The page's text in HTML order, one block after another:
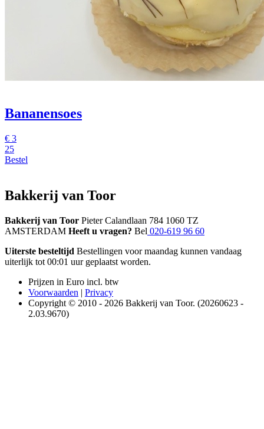
Bananensoes
€ 3
25
Bestel
Bakkerij van Toor
Bakkerij van Toor Pieter Calandlaan 784 1060 TZ
AMSTERDAM Heeft u vragen? Bel 020-619 96 60
Uiterste besteltijd Bestellingen voor maandag kunnen vandaag
uiterlijk tot 00:01 uur geplaatst worden.
Prijzen in Euro incl. btw
Voorwaarden | Privacy
Copyright © 2010 - 2026 Bakkerij van Toor. (20260623 -
2.03.9670)